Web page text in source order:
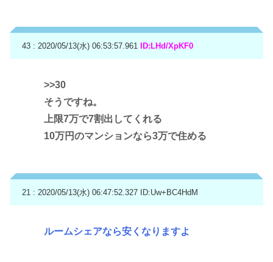
43 : 2020/05/13(水) 06:53:57.961 ID:LHd/XpKF0
>>30
そうですね。
上限7万で7割出してくれる
10万円のマンションなら3万で住める
21 : 2020/05/13(水) 06:47:52.327 ID:Uw+BC4HdM
ルームシェアなら安くなりますよ